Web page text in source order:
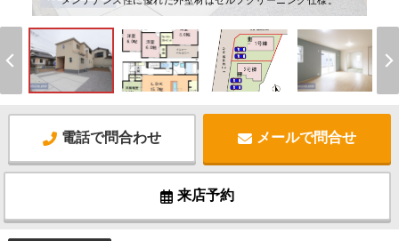
電話で問合わせ メールで問合せ
来店予約